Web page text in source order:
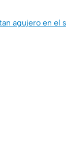
agujero en el